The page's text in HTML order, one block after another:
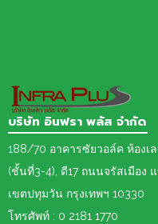
บริษัท อินฟรา พลัส จำกัด
188/70 อาคารซัยวอล์ค ห้องเ
(ชั้นที่3-4), ดี17 ถนนจรัสเมือง
เขตปทุมวัน กรุงเทพฯ 10330
โทรศัพท์ : 0 2181 1770